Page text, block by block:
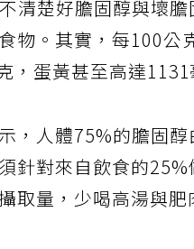
清楚好膽固醇與壞
物。其實，每100公
，蛋黃甚至高達1131
，人體75%的膽固
針對來自飲食的
取量，少喝高湯與